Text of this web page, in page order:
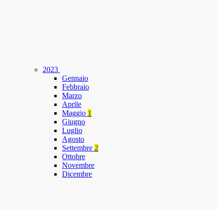
2023
Gennaio
Febbraio
Marzo
Aprile
Maggio 1
Giugno
Luglio
Agosto
Settembre 2
Ottobre
Novembre
Dicembre